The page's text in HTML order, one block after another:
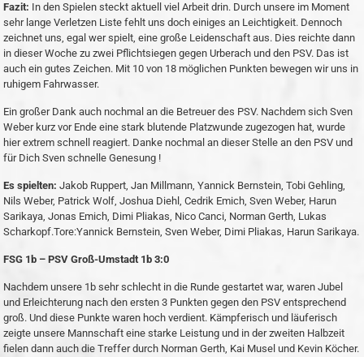
Fazit: In den Spielen steckt aktuell viel Arbeit drin. Durch unsere im Moment
sehr lange Verletzen Liste fehlt uns doch einiges an Leichtigkeit. Dennoch
zeichnet uns, egal wer spielt, eine große Leidenschaft aus. Dies reichte dann
in dieser Woche zu zwei Pflichtsiegen gegen Urberach und den PSV. Das ist
auch ein gutes Zeichen. Mit 10 von 18 möglichen Punkten bewegen wir uns in
ruhigem Fahrwasser.
Ein großer Dank auch nochmal an die Betreuer des PSV. Nachdem sich Sven
Weber kurz vor Ende eine stark blutende Platzwunde zugezogen hat, wurde
hier extrem schnell reagiert. Danke nochmal an dieser Stelle an den PSV und
für Dich Sven schnelle Genesung !
Es spielten:Jakob Ruppert, Jan Millmann, Yannick Bernstein, Tobi Gehling,
Nils Weber, Patrick Wolf, Joshua Diehl, Cedrik Emich, Sven Weber, Harun
Sarikaya, Jonas Emich, Dimi Pliakas, Nico Canci, Norman Gerth, Lukas
Scharkopf.Tore:Yannick Bernstein, Sven Weber, Dimi Pliakas, Harun Sarikaya.
FSG 1b – PSV Groß-Umstadt 1b 3:0
Nachdem unsere 1b sehr schlecht in die Runde gestartet war, waren Jubel
und Erleichterung nach den ersten 3 Punkten gegen den PSV entsprechend
groß. Und diese Punkte waren hoch verdient. Kämpferisch und läuferisch
zeigte unsere Mannschaft eine starke Leistung und in der zweiten Halbzeit
fielen dann auch die Treffer durch Norman Gerth, Kai Musel und Kevin Köcher.